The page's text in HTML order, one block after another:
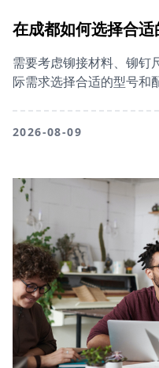
在成都如何选择合适
需要考虑铆接材料、铆钉
际需求选择合适的型号和
2026-08-09